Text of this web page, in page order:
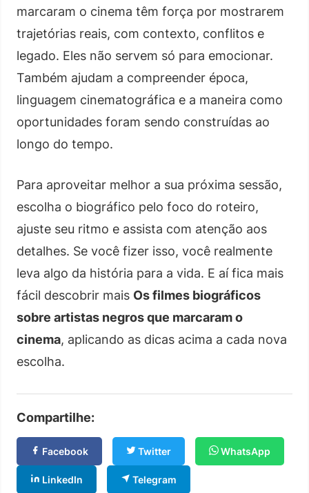
marcaram o cinema têm força por mostrarem
trajetórias reais, com contexto, conflitos e
legado. Eles não servem só para emocionar.
Também ajudam a compreender época,
linguagem cinematográfica e a maneira como
oportunidades foram sendo construídas ao
longo do tempo.
Para aproveitar melhor a sua próxima sessão,
escolha o biográfico pelo foco do roteiro,
ajuste seu ritmo e assista com atenção aos
detalhes. Se você fizer isso, você realmente
leva algo da história para a vida. E aí fica mais
fácil descobrir mais Os filmes biográficos
sobre artistas negros que marcaram o
cinema, aplicando as dicas acima a cada nova
escolha.
Compartilhe:
Facebook Twitter WhatsApp
LinkedIn Telegram